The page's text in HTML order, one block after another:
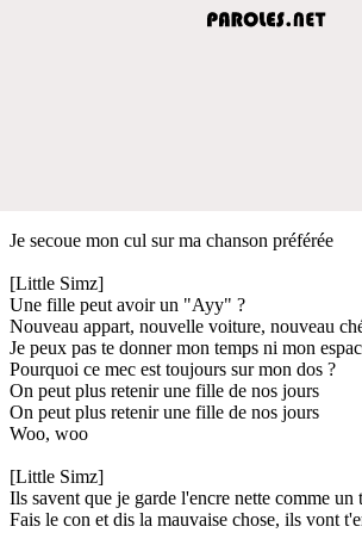
Je secoue mon cul sur ma chanson préférée
[Little Simz]
Une fille peut avoir un "Ayy" ?
Nouveau appart, nouvelle voiture, nouveau
Je peux pas te donner mon temps ni mon
Pourquoi ce mec est toujours sur mon dos ?
On peut plus retenir une fille de nos jours
On peut plus retenir une fille de nos jours
Woo, woo
[Little Simz]
Ils savent que je garde l'encre nette comme un
Fais le con et dis la mauvaise chose, ils vont